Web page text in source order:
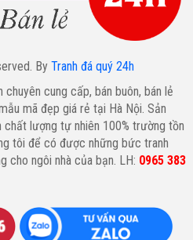
By Tranh đá quý 24h
chuyên cung cấp, bán buôn, bán lẻ
mã đẹp giá rẻ tại Hà Nội. Sản
chất lượng tự nhiên 100% trường tồn
tôi để có được những bức tranh
cho ngôi nhà của bạn. LH: 0965 383